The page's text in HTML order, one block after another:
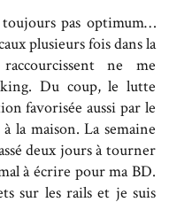
pas optimum…
plusieurs fois dans la
ne me
Du coup, le lutte
favorisée aussi par le
la maison. La semaine
deux jours à tourner
à écrire pour ma BD.
sur les rails et je suis